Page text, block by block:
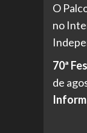
O
no
70ª
de